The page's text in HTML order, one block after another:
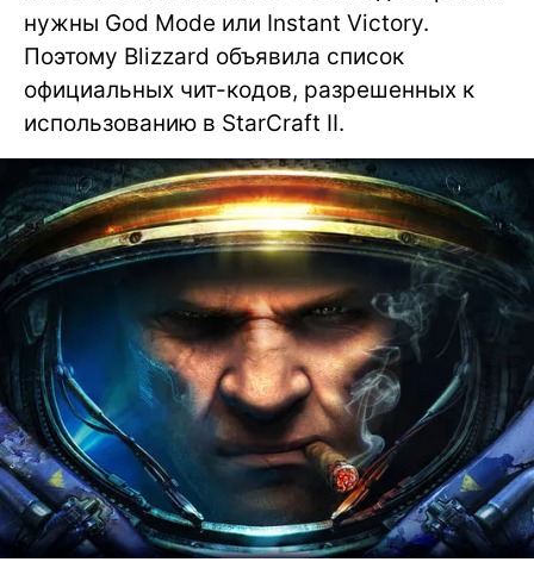
нужны God Mode или Instant Victory.
Поэтому Blizzard объявила список
официальных чит-кодов, разрешенных к
использованию в StarCraft II.